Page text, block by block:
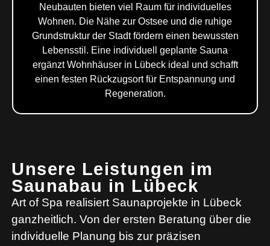
Neubauten bieten viel Raum für individuelles
Wohnen. Die Nähe zur Ostsee und die ruhige
Grundstruktur der Stadt fördern einen bewussten
Lebensstil. Eine individuell geplante Sauna
ergänzt Wohnhäuser in Lübeck ideal und schafft
einen festen Rückzugsort für Entspannung und
Regeneration.
Unsere Leistungen im
Saunabau in Lübeck
Art of Spa realisiert Saunaprojekte in Lübeck
ganzheitlich. Von der ersten Beratung über die
individuelle Planung bis zur präzisen